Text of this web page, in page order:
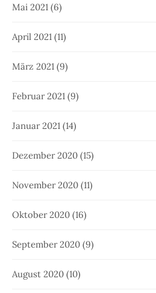
Mai 2021 (6)
April 2021 (11)
März 2021 (9)
Februar 2021 (9)
Januar 2021 (14)
Dezember 2020 (15)
November 2020 (11)
Oktober 2020 (16)
September 2020 (9)
August 2020 (10)